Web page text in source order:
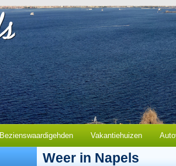
Bezienswaardigehden Vakantiehuizen
Weer in Napels